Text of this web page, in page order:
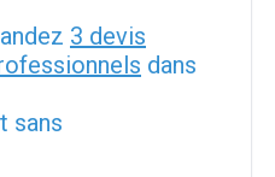
3 devis
dans
sans